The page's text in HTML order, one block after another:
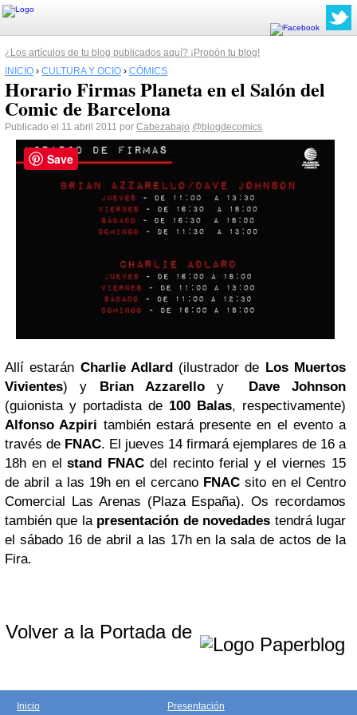
¿Los artículos de tu blog publicados aquí? ¡Propón tu blog!
INICIO › CULTURA Y OCIO › CÓMICS
Horario Firmas Planeta en el Salón del
Comic de Barcelona
Publicado el 11 abril 2011 por Cabezabajo @blogdecomics
Allí estarán Charlie Adlard(ilustrador de Los Muertos
Vivientes) y Brian Azzarelloy Dave Johnson
(guionista y portadista de 100 Balas, respectivamente)
Alfonso Azpiri también estará presente en el evento a
través de FNAC. El jueves 14 firmará ejemplares de 16 a
18h en elstand FNACdel recinto ferial y el viernes 15
de abril a las 19h en el cercano FNACsito en el Centro
Comercial Las Arenas (Plaza España). Os recordamos
también que la presentación de novedades tendrá lugar
el sábado 16 de abril a las 17h en la sala de actos de la
Fira.
Volver a la Portada de
Inicio Presentación
Save